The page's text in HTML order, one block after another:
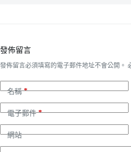
發佈留言
發佈留言必須填寫的電子郵件地址不會公開。
名稱*
電子郵件*
網站